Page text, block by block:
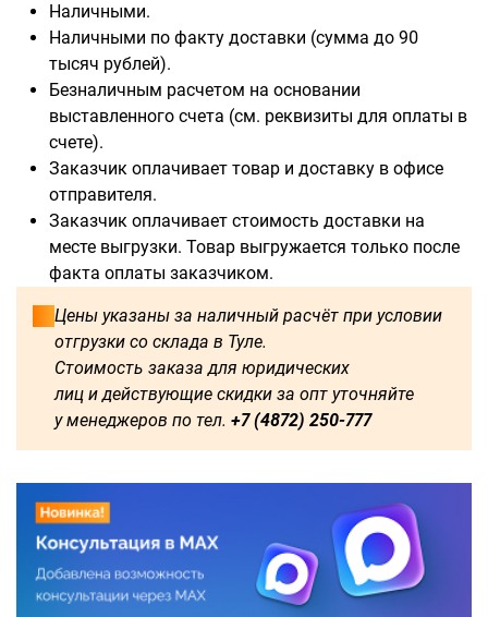
Наличными.
Наличными по факту доставки (сумма до 90
тысяч рублей).
Безналичным расчетом на основании
выставленного счета (см. реквизиты для оплаты в
счете).
Заказчик оплачивает товар и доставку в офисе
отправителя.
Заказчик оплачивает стоимость доставки на
месте выгрузки. Товар выгружается только после
факта оплаты заказчиком.
Цены указаны за наличный расчёт при условии
отгрузки со склада в Туле.
Стоимость заказа для юридических
лиц и действующие скидки за опт уточняйте
у менеджеров по тел. +7 (4872) 250-777
Доступны для заказа:
1500 1600
2500 2750 3000 3250
3500 3750 4000
4500 4750 5000 5250